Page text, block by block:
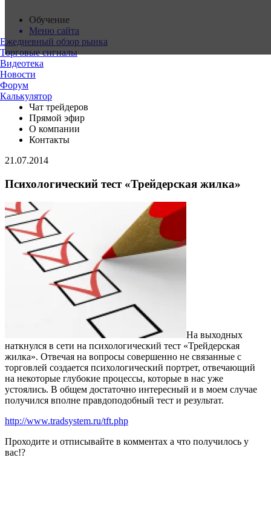
Обучение
Меню сайта
Ежедневный обзор рынка
Торговые сигналы
Видеотека
Новости
Форум
Калькулятор
Чат трейдеров
Прямой эфир
О компании
Контакты
21.07.2014
Психологический тест «Трейдерская жилка»
На выходных
наткнулся в сети на психологический тест «Трейдерская
жилка». Отвечая на вопросы совершенно не связанные с
торговлей создается психологический портрет, отвечающий
на некоторые глубокие процессы, которые в нас уже
устоялись. В общем достаточно интересный и в моем случае
получился вполне правдоподобный тест и результат.
http://www.tradsystem.ru/tft.php
Проходите и отписывайте в комментах а что получилось у
вас!?